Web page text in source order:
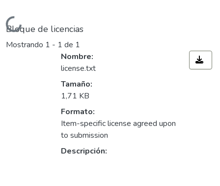
Cargando...
Bloque de licencias
Mostrando 1 - 1 de 1
Nombre:
license.txt
Tamaño:
1,71 KB
Formato:
Item-specific license agreed upon
to submission
Descripción: